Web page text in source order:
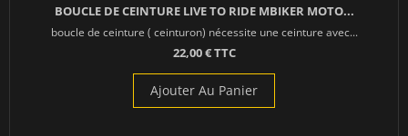
BOUCLE DE CEINTURE LIVE TO RIDE MBIKER MOTO...
boucle de ceinture ( ceinturon) nécessite une ceinture avec...
22,00 € TTC
Ajouter Au Panier